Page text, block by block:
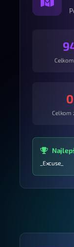
0
Celkom
_Excuse_